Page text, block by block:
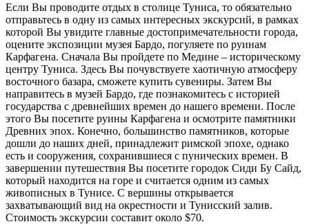
Если Вы проводите отдых в столице Туниса, то обязательно
отправьтесь в одну из самых интересных экскурсий, в рамках
которой Вы увидите главные достопримечательности города,
оцените экспозиции музея Бардо, погуляете по руинам
Карфагена. Сначала Вы пройдете по Медине – историческому
центру Туниса. Здесь Вы почувствуете хаотичную атмосферу
восточного базара, сможете купить сувениры. Затем Вы
направитесь в музей Бардо, где познакомитесь с историей
государства с древнейших времен до нашего времени. После
этого Вы посетите руины Карфагена и осмотрите памятники
Древних эпох. Конечно, большинство памятников, которые
дошли до наших дней, принадлежит римской эпохе, однако
есть и сооружения, сохранившиеся с пунических времен. В
завершении путешествия Вы посетите городок Сиди Бу Сайд,
который находится на горе и считается одним из самых
живописных в Тунисе. С вершины открывается
захватывающий вид на окрестности и Тунисский залив.
Стоимость экскурсии составит около $70.